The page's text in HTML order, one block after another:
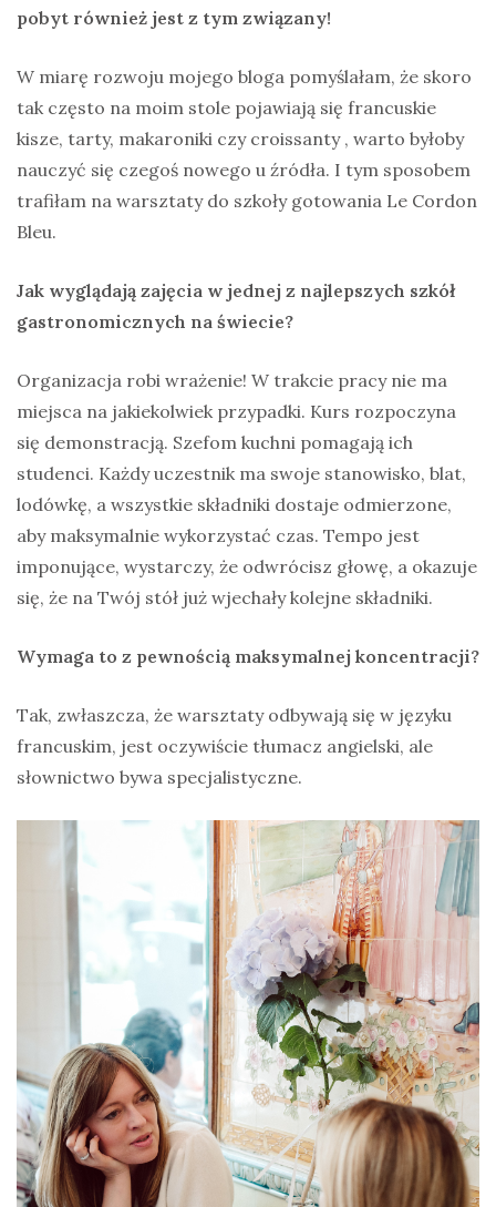
pobyt również jest z tym związany!
W miarę rozwoju mojego bloga pomyślałam, że skoro
tak często na moim stole pojawiają się francuskie
kisze, tarty, makaroniki czy croissanty , warto byłoby
nauczyć się czegoś nowego u źródła. I tym sposobem
trafiłam na warsztaty do szkoły gotowania Le Cordon
Bleu.
Jak wyglądają zajęcia w jednej z najlepszych szkół
gastronomicznych na świecie?
Organizacja robi wrażenie! W trakcie pracy nie ma
miejsca na jakiekolwiek przypadki. Kurs rozpoczyna
się demonstracją. Szefom kuchni pomagają ich
studenci. Każdy uczestnik ma swoje stanowisko, blat,
lodówkę, a wszystkie składniki dostaje odmierzone,
aby maksymalnie wykorzystać czas. Tempo jest
imponujące, wystarczy, że odwrócisz głowę, a okazuje
się, że na Twój stół już wjechały kolejne składniki.
Wymaga to z pewnością maksymalnej koncentracji?
Tak, zwłaszcza, że warsztaty odbywają się w języku
francuskim, jest oczywiście tłumacz angielski, ale
słownictwo bywa specjalistyczne.